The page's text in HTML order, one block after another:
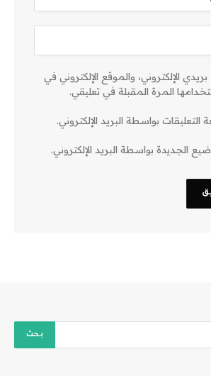
الإلكتروني، والموقع الإلكتروني في
المرة المقبلة في تعليقي.
التعليقات بواسطة البريد الإلكتروني.
الجديدة بواسطة البريد الإلكتروني.